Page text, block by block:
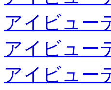
アイビュー
アイビュー
アイビュー